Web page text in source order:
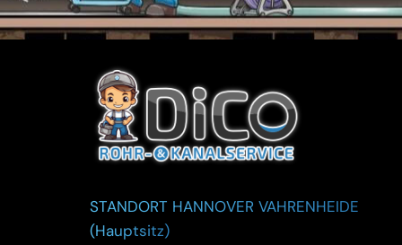
STANDORT HANNOVER VAHRENHEIDE
(Hauptsitz)